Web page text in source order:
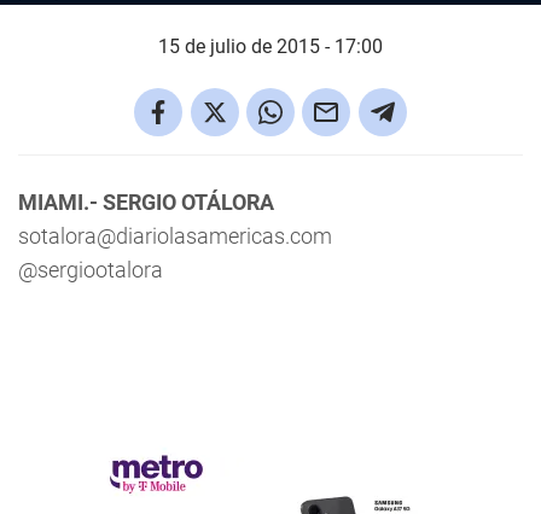
15 de julio de 2015 - 17:00
MIAMI.- SERGIO OTÁLORA
sotalora@diariolasamericas.com
@sergiootalora